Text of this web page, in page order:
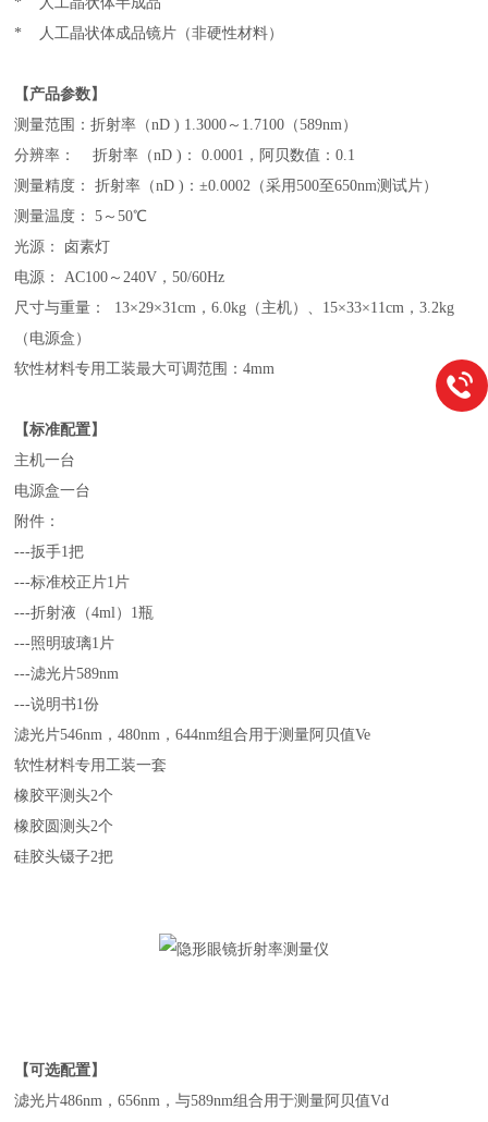
* 人工晶状体成品镜片（非硬性材料）
【产品参数】
测量范围：折射率（nD ) 1.3000～1.7100（589nm）
分辨率： 折射率（nD )： 0.0001，阿贝数值：0.1
测量精度： 折射率（nD )：±0.0002（采用500至650nm测试片）
测量温度： 5～50℃
光源： 卤素灯
电源： AC100～240V，50/60Hz
尺寸与重量： 13×29×31cm，6.0kg（主机）、15×33×11cm，3.2kg
（电源盒）
软性材料专用工装最大可调范围：4mm
【标准配置】
主机一台
电源盒一台
附件：
---扳手1把
---标准校正片1片
---折射液（4ml）1瓶
---照明玻璃1片
---滤光片589nm
---说明书1份
滤光片546nm，480nm，644nm组合用于测量阿贝值Ve
软性材料专用工装一套
橡胶平测头2个
橡胶圆测头2个
硅胶头镊子2把
【可选配置】
滤光片486nm，656nm，与589nm组合用于测量阿贝值Vd